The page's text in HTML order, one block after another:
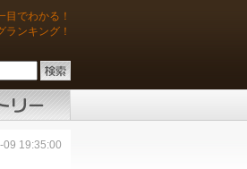
でわかる！
ンキング！
09 19:35:00